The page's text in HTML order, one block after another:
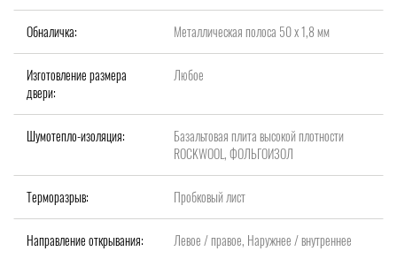
Обналичка: Металлическая полоса 50 х 1,8 мм
Изготовление размера
двери:
Любое
Шумотепло-изоляция:
Базальтовая плита высокой плотности
ROCKWOOL, ФОЛЬГОИЗОЛ
Терморазрыв: Пробковый лист
Направление открывания: Левое / правое, Наружнее / внутреннее